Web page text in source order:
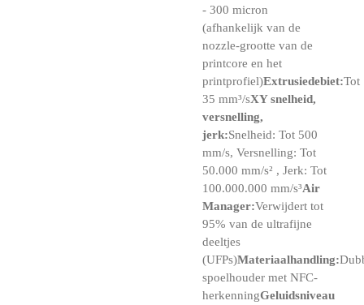
- 300 micron
(afhankelijk van de
nozzle-grootte van de
printcore en het
printprofiel)Extrusiedebiet:Tot
35 mm³/sXY snelheid,
versnelling,
jerk:Snelheid: Tot 500
mm/s, Versnelling: Tot
50.000 mm/s² , Jerk: Tot
100.000.000 mm/s³Air
Manager:Verwijdert tot
95% van de ultrafijne
deeltjes
(UFPs)Materiaalhandling:
spoelhouder met NFC-
herkenningGeluidsniveau